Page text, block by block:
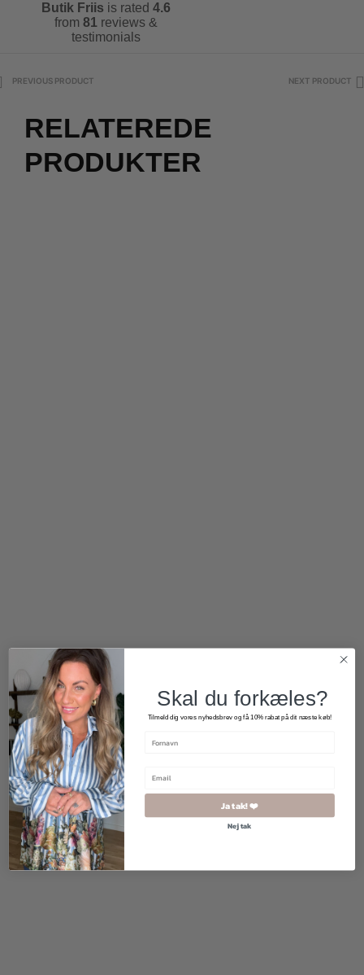
Butik Friis is rated 4.6
from 81 reviews &
testimonials
PREVIOUS PRODUCT NEXT PRODUCT
RELATEREDE
PRODUKTER
500,00kr.
Skal du forkæles?
Tilmeld dig vores nyhedsbrev og få 10% rabat på dit næste køb!
Ja tak! ❤️
Nej tak